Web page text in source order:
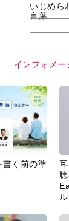
いじめら
言葉
インフォメー
書く前の準